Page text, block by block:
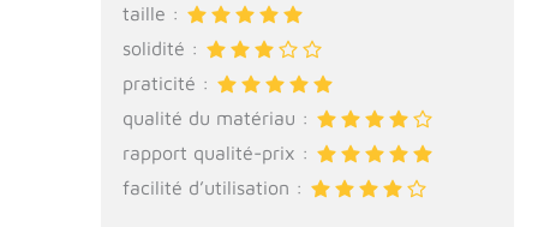
taille :
solidité :
praticité :
qualité du matériau :
rapport qualité-prix :
facilité d’utilisation :